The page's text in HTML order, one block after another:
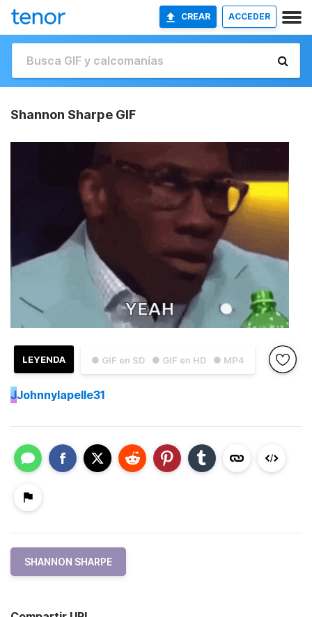
CREAR ACCEDER
Shannon Sharpe GIF
● GIF en SD ● GIF en HD ● MP4
LEYENDA
JJohnnylapelle31
SHANNON SHARPE